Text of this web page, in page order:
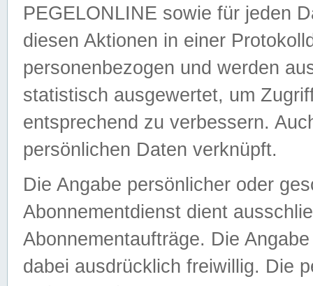
PEGELONLINE sowie für jeden
diesen Aktionen in einer
personenbezogen und werden
statistisch ausgewertet, um
entsprechend zu verbessern.
persönlichen Daten verknüpft.
Die Angabe persönlicher oder
Abonnementdienst dient
Abonnementaufträge. Die
dabei ausdrücklich freiwillig. Die